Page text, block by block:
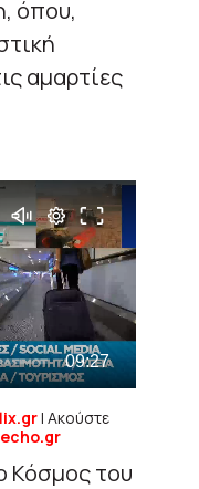
όπου,
αμαρτίες
| Ακούστε
Κόσμος του